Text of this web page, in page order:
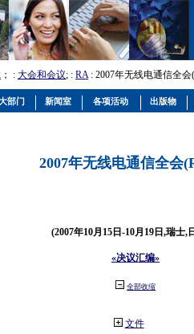
； : 大会和会议; : RA: 2007年无线电通信全会
2007年无线电通信全会
(2007年10月15日-10月19日,瑞士,
«决议汇编»
全部收缩
文件
部门 新闻室 各项活动 出版物